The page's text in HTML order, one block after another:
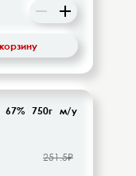
67% 750г м/у
251.5₽